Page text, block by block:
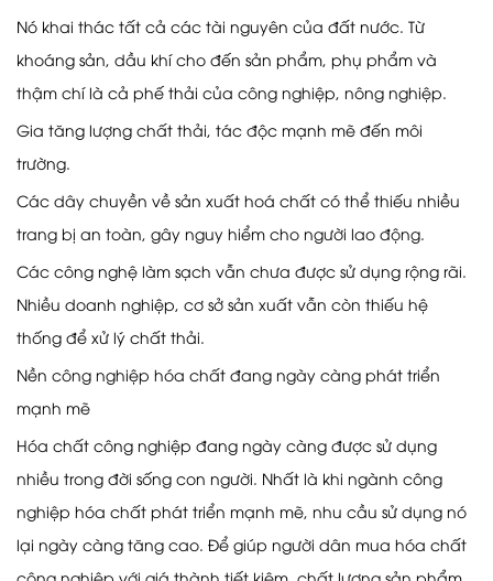
Nó khai thác tất cả các tài nguyên của đất nước. Từ
khoáng sản, dầu khí cho đến sản phẩm, phụ phẩm và
thậm chí là cả phế thải của công nghiệp, nông nghiệp.
Gia tăng lượng chất thải, tác độc mạnh mẽ đến môi
trường.
Các dây chuyền về sản xuất hoá chất có thể thiếu nhiều
trang bị an toàn, gây nguy hiểm cho người lao động.
Các công nghệ làm sạch vẫn chưa được sử dụng rộng rãi.
Nhiều doanh nghiệp, cơ sở sản xuất vẫn còn thiếu hệ
thống để xử lý chất thải.
Nền công nghiệp hóa chất đang ngày càng phát triển
mạnh mẽ
Hóa chất công nghiệp đang ngày càng được sử dụng
nhiều trong đời sống con người. Nhất là khi ngành công
nghiệp hóa chất phát triển mạnh mẽ, nhu cầu sử dụng nó
lại ngày càng tăng cao. Để giúp người dân mua hóa chất